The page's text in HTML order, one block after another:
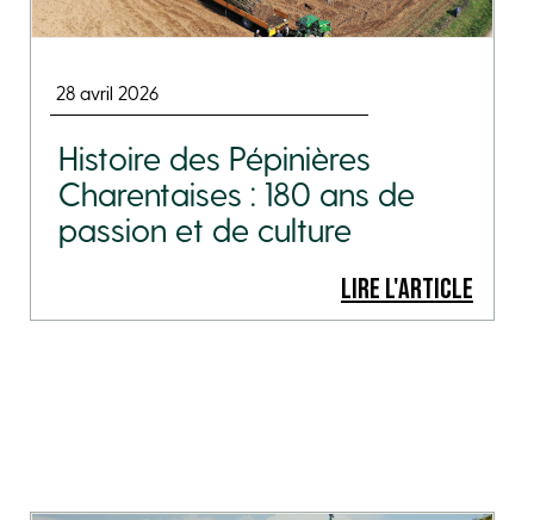
28 avril 2026
Histoire des Pépinières
Charentaises : 180 ans de
passion et de culture
LIRE L'ARTICLE